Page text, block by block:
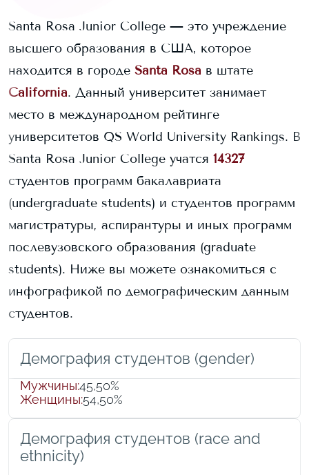
Santa Rosa Junior College — это учреждение
высшего образования в США, которое
находится в городе Santa Rosa в штате
California. Данный университет занимает
место в международном рейтинге
университетов QS World University Rankings. В
Santa Rosa Junior College учатся 14327
студентов программ бакалавриата
(undergraduate students) и студентов программ
магистратуры, аспирантуры и иных программ
послевузовского образования (graduate
students). Ниже вы можете ознакомиться с
инфографикой по демографическим данным
студентов.
Демография студентов (gender)
Мужчины:45,50%
Женщины:54,50%
Демография студентов (race and
ethnicity)